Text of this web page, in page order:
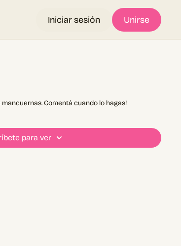
Iniciar sesión Unirse
Comentá cuando lo hagas!
para ver